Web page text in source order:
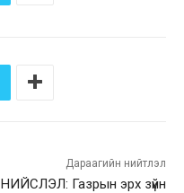
Дараагийн нийтлэл
НИЙСЛЭЛ: Газрын эрх зүйн